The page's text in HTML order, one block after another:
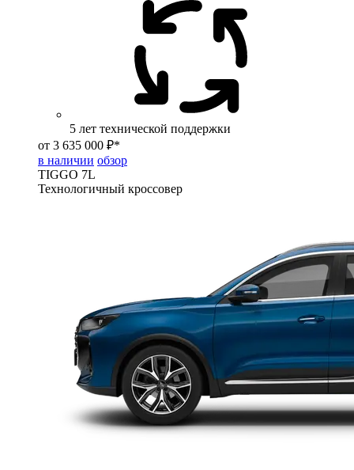
5 лет технической поддержки
от 3 635 000 ₽*
в наличии обзор
TIGGO 7L
Технологичный кроссовер